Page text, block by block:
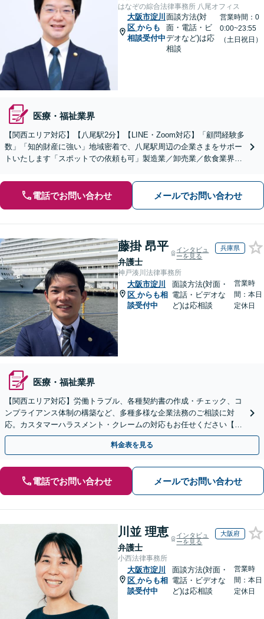
はなぞの綜合法律事務所 八尾オフィス
大阪市淀川
区 からも
相談受付中
面談方法(対
面・電話・ビ
デオなど)は応
相談
営業時間：0
0:00~23:55
（土日祝日）
医療・福祉業界
【関西エリア対応】【八尾駅2分】【LINE・Zoom対応】「顧問経験多
数」「知的財産に強い」地域密着で、八尾駅周辺の企業さまをサポー
トいたします「スポットでの依頼も可」製造業／卸売業／飲食業界／
電話でお問い合わせ メールでお問い合わせ
藤掛 昂平
弁護士
インタビュ
ーを見る
兵庫県
神戸湊川法律事務所
大阪市淀川
区 からも相
談受付中
面談方法(対面・
電話・ビデオな
ど)は応相談
営業時
間：本日
定休日
医療・福祉業界
【関西エリア対応】労働トラブル、各種契約書の作成・チェック、コ
ンプライアンス体制の構築など、多種多様な企業法務のご相談に対
応。カスタマーハラスメント・クレームの対応もお任せください【オ
ンライン相談OK】【夜間・休日相談可（要予約）】
料金表を見る
電話でお問い合わせ メールでお問い合わせ
川並 理恵
弁護士
インタビュ
ーを見る
大阪府
小西法律事務所
大阪市淀川
区 からも相
談受付中
面談方法(対面・
電話・ビデオな
ど)は応相談
営業時
間：本日
定休日